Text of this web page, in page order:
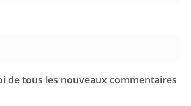
de tous les nouveaux commentaires